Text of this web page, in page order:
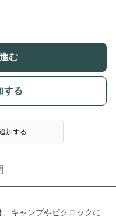
む
する
加する
キャンプやピクニックに